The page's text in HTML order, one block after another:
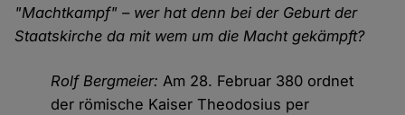
"Machtkampf" – wer hat denn bei der Geburt der
Staatskirche da mit wem um die Macht gekämpft?
Rolf Bergmeier: Am 28. Februar 380 ordnet
der römische Kaiser Theodosius per